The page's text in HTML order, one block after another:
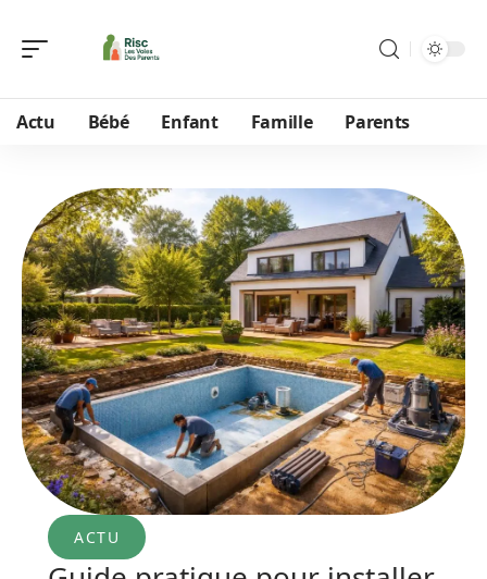
Actu Bébé Enfant Famille Parents
ACTU